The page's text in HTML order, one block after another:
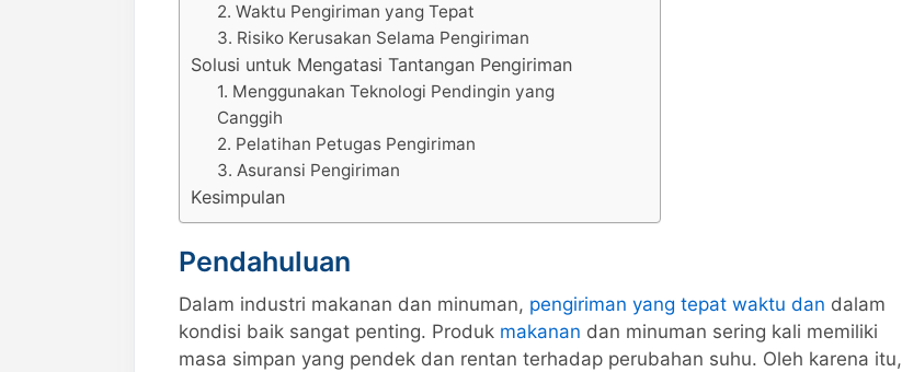
2. Waktu Pengiriman yang Tepat
3. Risiko Kerusakan Selama Pengiriman
Solusi untuk Mengatasi Tantangan Pengiriman
1. Menggunakan Teknologi Pendingin yang
Canggih
2. Pelatihan Petugas Pengiriman
3. Asuransi Pengiriman
Kesimpulan
Pendahuluan
Dalam industri makanan dan minuman, pengiriman yang tepat waktu dan dalam
kondisi baik sangat penting. Produk makanan dan minuman sering kali memiliki
masa simpan yang pendek dan rentan terhadap perubahan suhu. Oleh karena itu,